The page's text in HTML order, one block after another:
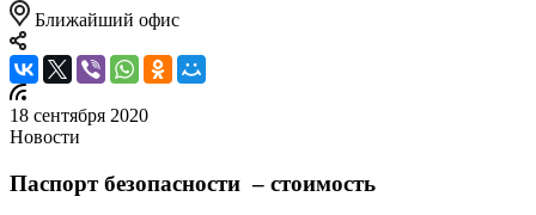
Ближайший офис
18 сентября 2020
Новости
Паспорт безопасности – стоимость